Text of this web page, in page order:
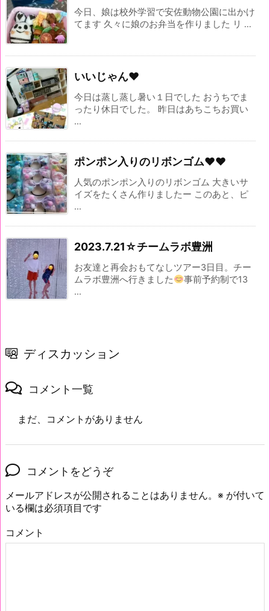
今日、娘は校外学習で安佐動物公園に出かけ
てます 久々に娘のお弁当を作りました リ ...
いいじゃん♥
今日は蒸し蒸し暑い１日でした おうちでま
ったり休日でした。 昨日はあちこちお買い
...
ポンポン入りのリボンゴム♥♥
人気のポンポン入りのリボンゴム 大きいサ
イズをたくさん作りましたー このあと、ピ
...
2023.7.21☆チームラボ豊洲
お友達と再会おもてなしツアー3日目。チー
ムラボ豊洲へ行きました
事前予約制で13
...
ディスカッション
コメント一覧
まだ、コメントがありません
コメントをどうぞ
メールアドレスが公開されることはありません。 ※ が付いて
いる欄は必須項目です
コメント